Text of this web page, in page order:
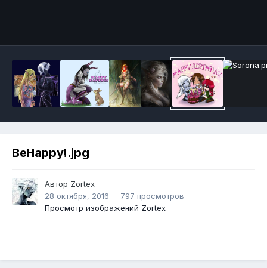
BeHappy!.jpg
Автор Zortex
28 октября, 2016
797 просмотров
Просмотр изображений Zortex